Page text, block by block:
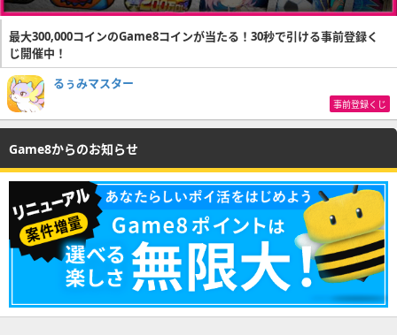
最大300,000コインのGame8コインが当たる！30秒で引ける事前登録く
じ開催中！
るぅみマスター
事前登録くじ
Game8からのお知らせ